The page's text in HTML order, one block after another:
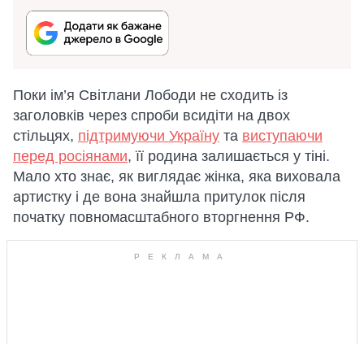
Поки ім’я Світлани Лободи не сходить із
заголовків через спроби всидіти на двох
стільцях, підтримуючи Україну та виступаючи
перед росіянами, її родина залишається у тіні.
Мало хто знає, як виглядає жінка, яка виховала
артистку і де вона знайшла притулок після
початку повномасштабного вторгнення РФ.